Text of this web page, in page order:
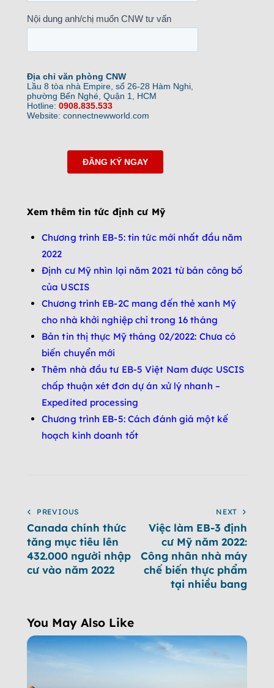
Xem thêm tin tức định cư Mỹ
Chương trình EB-5: tin tức mới nhất đầu năm
2022
Định cư Mỹ nhìn lại năm 2021 từ bản công bố
của USCIS
Chương trình EB-2C mang đến thẻ xanh Mỹ
cho nhà khởi nghiệp chỉ trong 16 tháng
Bản tin thị thực Mỹ tháng 02/2022: Chưa có
biến chuyển mới
Thêm nhà đầu tư EB-5 Việt Nam được USCIS
chấp thuận xét đơn dự án xử lý nhanh –
Expedited processing
Chương trình EB-5: Cách đánh giá một kế
hoạch kinh doanh tốt
PREVIOUS
Canada chính thức
tăng mục tiêu lên
432.000 người nhập
cư vào năm 2022
NEXT
Việc làm EB-3 định
cư Mỹ năm 2022:
Công nhân nhà máy
chế biến thực phẩm
tại nhiều bang
You May Also Like